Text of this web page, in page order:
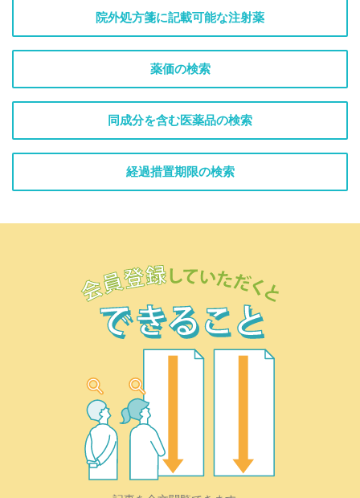
院外処方箋に記載可能な注射薬
薬価の検索
同成分を含む医薬品の検索
経過措置期限の検索